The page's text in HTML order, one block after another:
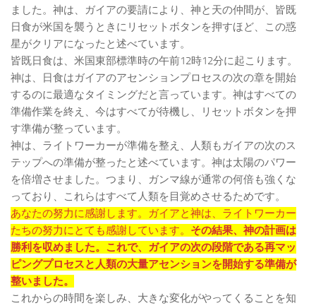
ました。神は、ガイアの要請により、神と天の仲間が、皆既
日食が米国を襲うときにリセットボタンを押すほど、この惑
星がクリアになったと述べています。
皆既日食は、米国東部標準時の午前12時12分に起こります。
神は、日食はガイアのアセンションプロセスの次の章を開始
するのに最適なタイミングだと言っています。神はすべての
準備作業を終え、今はすべてが待機し、リセットボタンを押
す準備が整っています。
神は、ライトワーカーが準備を整え、人類もガイアの次のス
テップへの準備が整ったと述べています。神は太陽のパワー
を倍増させました。つまり、ガンマ線が通常の何倍も強くな
っており、これらはすべて人類を目覚めさせるためです。
あなたの努力に感謝します。ガイアと神は、ライトワーカー
たちの努力にとても感謝しています。 その結果、神の計画は
勝利を収めました。これで、ガイアの次の段階である再マッ
ピングプロセスと人類の大量アセンションを開始する準備が
整いました。
これからの時間を楽しみ、大きな変化がやってくることを知